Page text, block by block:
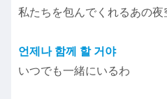
私たちを包んでくれるあの夜
언제나 함께 할 거야
いつでも一緒にいるわ